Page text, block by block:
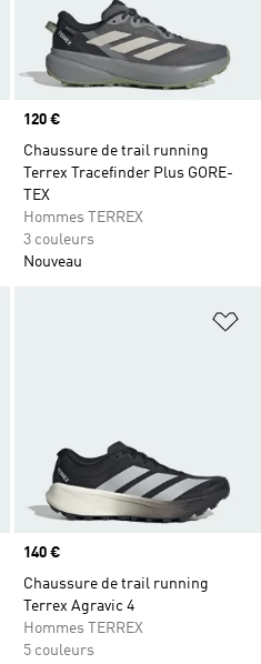
Prix
120 €
Chaussure de trail running
Terrex Tracefinder Plus GORE-
TEX
Hommes TERREX
3 couleurs
Nouveau
Ajouter à la Liste de produits
Prix
140 €
Chaussure de trail running
Terrex Agravic 4
Hommes TERREX
5 couleurs